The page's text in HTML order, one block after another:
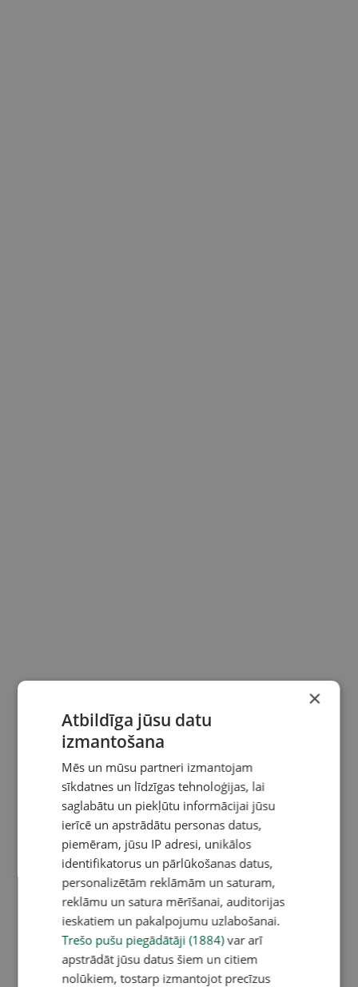
×
Atbildīga jūsu datu
izmantošana
Mēs un mūsu partneri izmantojam
sīkdatnes un līdzīgas tehnoloģijas, lai
saglabātu un piekļūtu informācijai jūsu
ierīcē un apstrādātu personas datus,
piemēram, jūsu IP adresi, unikālos
identifikatorus un pārlūkošanas datus,
personalizētām reklāmām un saturam,
reklāmu un satura mērīšanai, auditorijas
ieskatiem un pakalpojumu uzlabošanai.
Trešo pušu piegādātāji (1884)var arī
apstrādāt jūsu datus šiem un citiem
nolūkiem, tostarp izmantojot precīzus